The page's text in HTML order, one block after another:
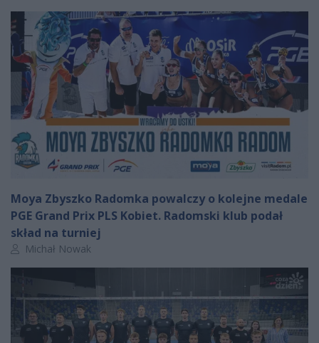
Moya Zbyszko Radomka powalczy o kolejne medale
PGE Grand Prix PLS Kobiet. Radomski klub podał
skład na turniej
Autor artykułu:
Michał Nowak